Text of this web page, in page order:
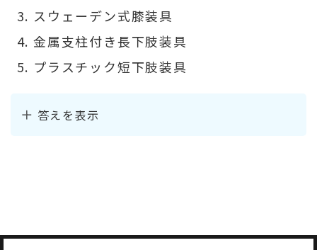
スウェーデン式膝装具
金属支柱付き長下肢装具
プラスチック短下肢装具
答えを表示